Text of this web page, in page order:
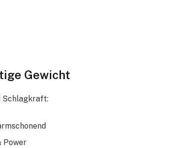
Gewicht
Schlagkraft:
Power